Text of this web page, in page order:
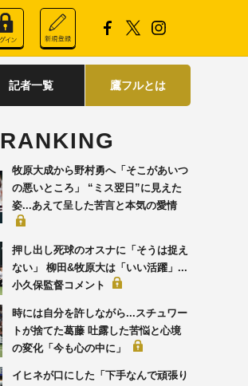
記者一覧 鷹フルとは
RANKING
牧原大成から野村勇へ「そこがあいつ
の悪いところ」 “ミス翌日”に見えた
姿...あえて呈した苦言と本気の愛情
押し出し死球のオスナに「そうは捉え
ない」 柳田&牧原大は「いい活躍」...
小久保監督コメント
時には自分を許しながら...スチュワー
トが捨てた葛藤 吐露した苦悩と心境
の変化「今も心の中に」
イヒネが口にした「下手なんで頑張り